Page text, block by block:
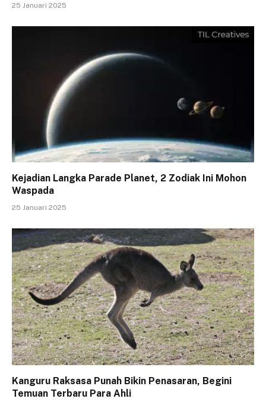
25 Januari 2025
Kejadian Langka Parade Planet, 2 Zodiak Ini Mohon
Waspada
25 Januari 2025
Kanguru Raksasa Punah Bikin Penasaran, Begini
Temuan Terbaru Para Ahli